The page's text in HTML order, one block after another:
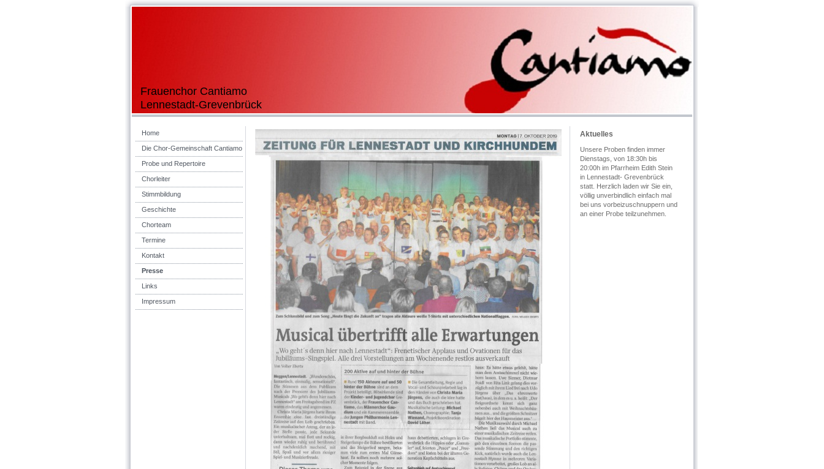
Frauenchor Cantiamo
Lennestadt-Grevenbrück
Home
Die Chor-Gemeinschaft Cantiamo
Probe und Repertoire
Chorleiter
Stimmbildung
Geschichte
Chorteam
Termine
Kontakt
Presse
Links
Impressum
Aktuelles
Unsere Proben finden immer
Dienstags, von 18:30h bis
20:00h im Pfarrheim Edith Stein
in Lennestadt- Grevenbrück
statt. Herzlich laden wir Sie ein,
völlig unverbindlich einfach mal
bei uns vorbeizuschnuppern und
an einer Probe teilzunehmen.